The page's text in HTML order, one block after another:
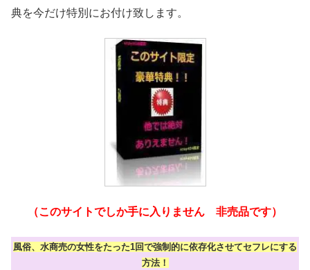
典を今だけ特別にお付け致します。
（このサイトでしか手に入りません 非売品です）
風俗、水商売の女性をたった1回で強制的に依存化させてセフレにする
方法！